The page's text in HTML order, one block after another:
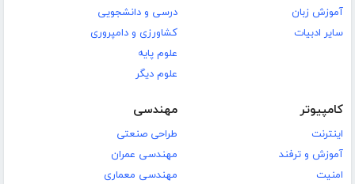
آموزش زبان
سایر ادبیات
درسی و دانشجویی
کشاورزی و دامپروری
علوم پایه
علوم دیگر
کامپیوتر
اینترنت
آموزش و ترفند
امنیت
مهندسی
طراحی صنعتی
مهندسی عمران
مهندسی معماری